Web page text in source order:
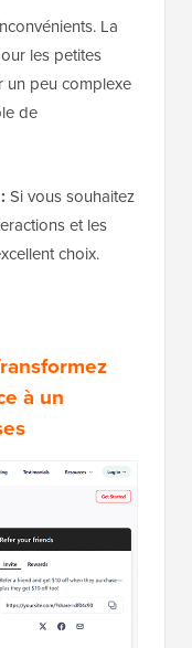
La
les petites
un peu complexe
de
Si vous souhaitez
et les
choix.
à un